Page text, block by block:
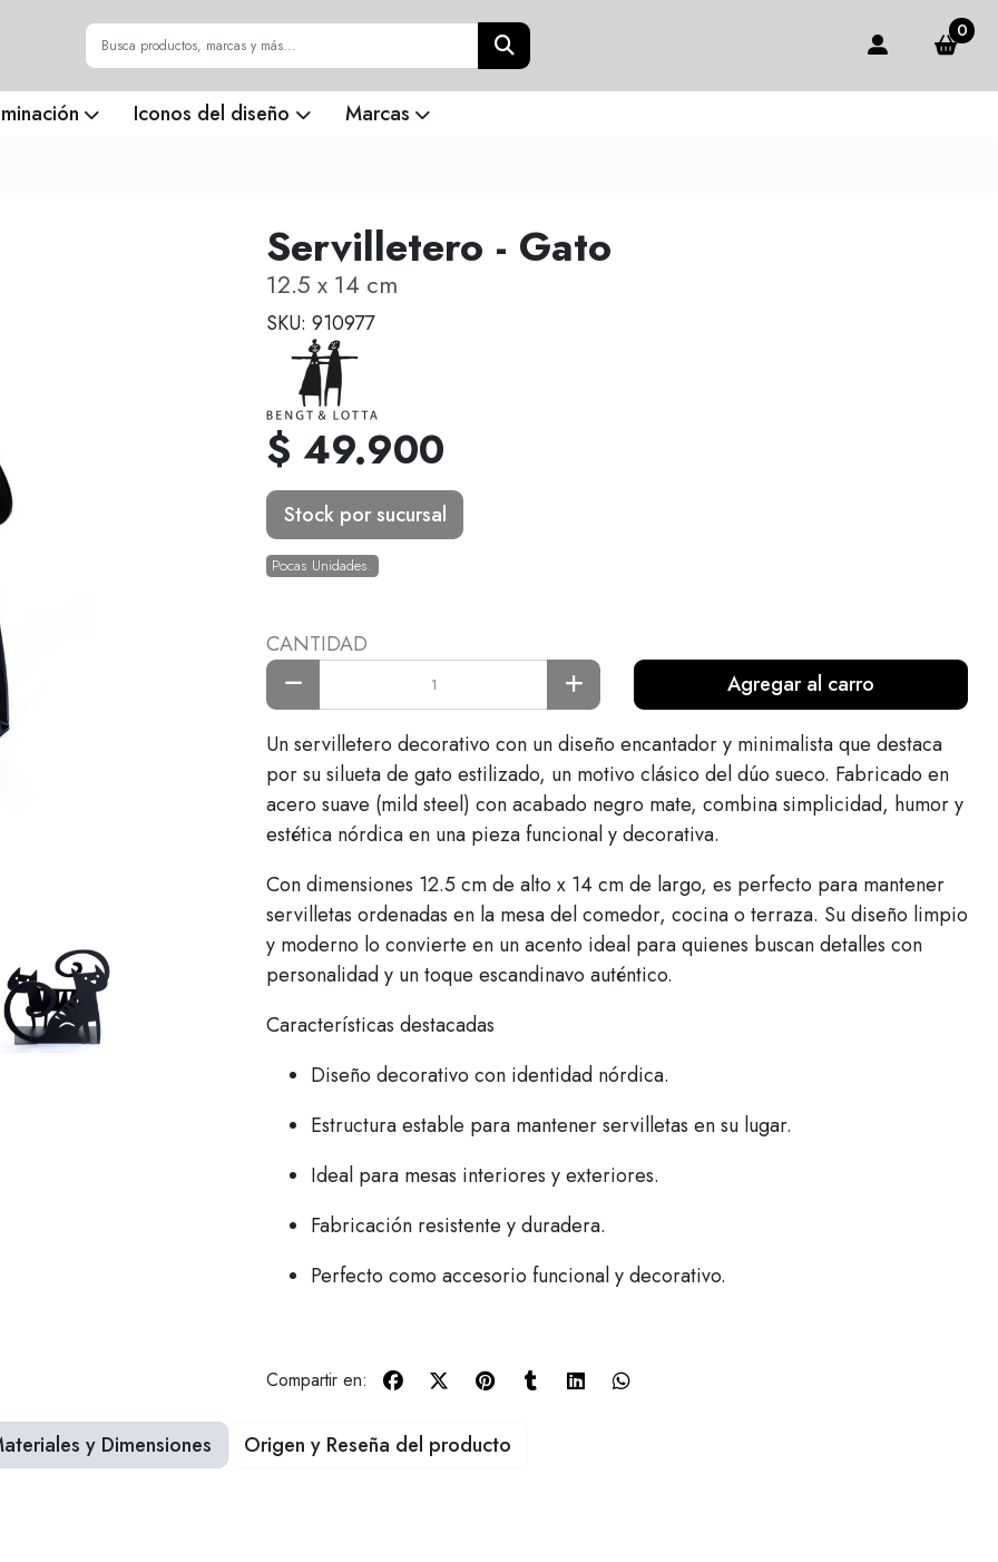
0
Iconos del diseño Marcas
Servilletero - Gato
12.5 x 14 cm
SKU: 910977
$ 49.900
Stock por sucursal
Pocas Unidades.
CANTIDAD
Agregar al carro
Un servilletero decorativo con un diseño encantador y minimalista que destaca
por su silueta de gato estilizado, un motivo clásico del dúo sueco. Fabricado en
acero suave (mild steel) con acabado negro mate, combina simplicidad, humor y
estética nórdica en una pieza funcional y decorativa.
Con dimensiones 12.5 cm de alto x 14 cm de largo, es perfecto para mantener
servilletas ordenadas en la mesa del comedor, cocina o terraza. Su diseño limpio
y moderno lo convierte en un acento ideal para quienes buscan detalles con
personalidad y un toque escandinavo auténtico.
Características destacadas
Diseño decorativo con identidad nórdica.
Estructura estable para mantener servilletas en su lugar.
Ideal para mesas interiores y exteriores.
Fabricación resistente y duradera.
Perfecto como accesorio funcional y decorativo.
Compartir en:
y Dimensiones Origen y Reseña del producto